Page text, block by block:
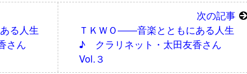
る人生
さん
次の記事
ＴＫＷＯ――音楽とともにある人生
♪ クラリネット・太田友香さん
Vol.３